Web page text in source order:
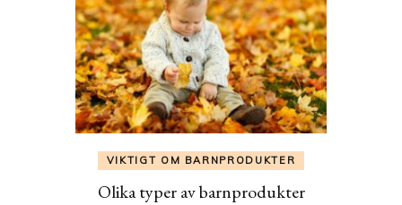
VIKTIGT OM BARNPRODUKTER
Olika typer av barnprodukter